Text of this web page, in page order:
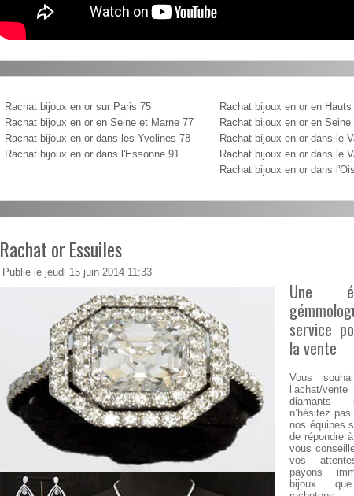
Rachat bijoux en or sur Paris 75
Rachat bijoux en or en Seine et Marne 77
Rachat bijoux en or dans les Yvelines 78
Rachat bijoux en or dans l'Essonne 91
Rachat bijoux en or en
Rachat bijoux en or en
Rachat bijoux en or dans le
Rachat bijoux en or dans le
Rachat bijoux en or dans
Rachat or Essuiles
Publié le jeudi 15 juin 2014 11:33
Une
service
la vente
Vous
l’achat/
n’hésitez
nos équipes
de répondre
vous
vos
payons
bijoux